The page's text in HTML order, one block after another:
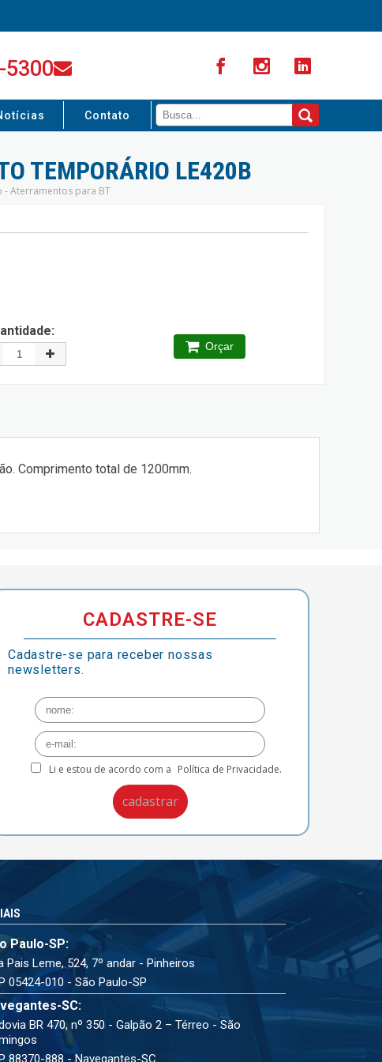
5300
Contato
TEMPORÁRIO LE420B
Aterramentos para BT
Orçar
Comprimento total de 1200mm.
CADASTRE-SE
Cadastre-se para receber nossas
newsletters.
Li e estou de acordo com a Política de Privacidade.
Paulo-SP:
Pais Leme, 524, 7º andar - Pinheiros
05424-010 - São Paulo-SP
SC:
BR 470, nº 350 - Galpão 2 – Térreo - São
88370-888 - Navegantes-SC